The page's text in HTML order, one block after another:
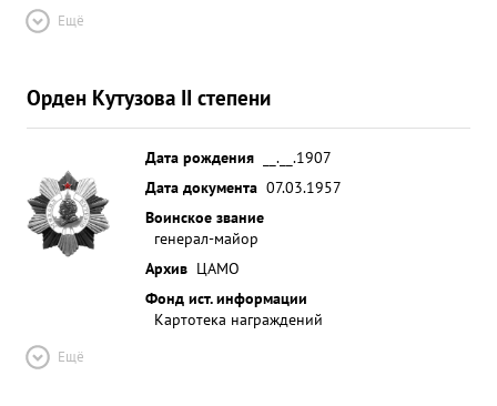
Ещё
Орден Кутузова II степени
Дата рождения
__.__.1907
Дата документа 07.03.1957
Воинское звание
генерал-майор
Архив ЦАМО
Фонд ист. информации
Картотека награждений
Ещё